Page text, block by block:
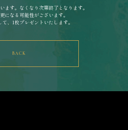
す。なくなり次第終了となります。
なる可能性がございます。
、1枚プレゼントいたします。
BACK